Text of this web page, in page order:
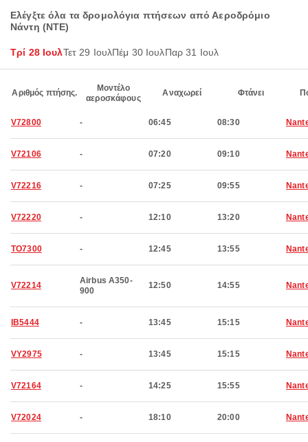
Ελέγξτε όλα τα δρομολόγια πτήσεων από Αεροδρόμιο
Νάντη (NTE)
Τρί 28 ΙουλΤετ 29 ΙουλΠέμ 30 ΙουλΠαρ 31 Ιουλ
Αριθμός πτήσης.
Μοντέλο
αεροσκάφους
Αναχωρεί Φτάνει
V72800 - 06:45 08:30
V72106 - 07:20 09:10
V72216 - 07:25 09:55
V72220 - 12:10 13:20
TO7300 - 12:45 13:55
V72214
Airbus A350-
900
12:50 14:55
IB5444 - 13:45 15:15
VY2975 - 13:45 15:15
V72164 - 14:25 15:55
V72024 - 18:10 20:00